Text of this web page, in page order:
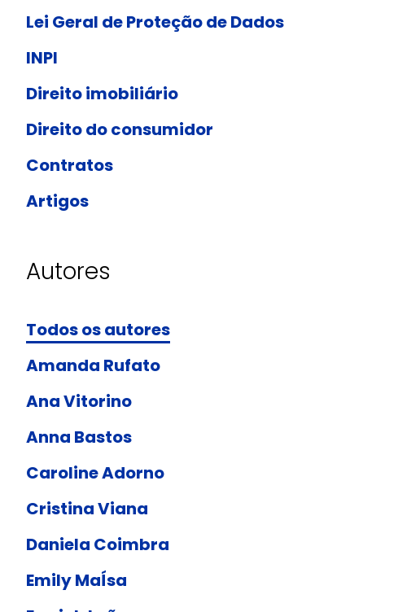
Lei Geral de Proteção de Dados
INPI
Direito imobiliário
Direito do consumidor
Contratos
Artigos
Autores
Todos os autores
Amanda Rufato
Ana Vitorino
Anna Bastos
Caroline Adorno
Cristina Viana
Daniela Coimbra
Emily MaÍsa